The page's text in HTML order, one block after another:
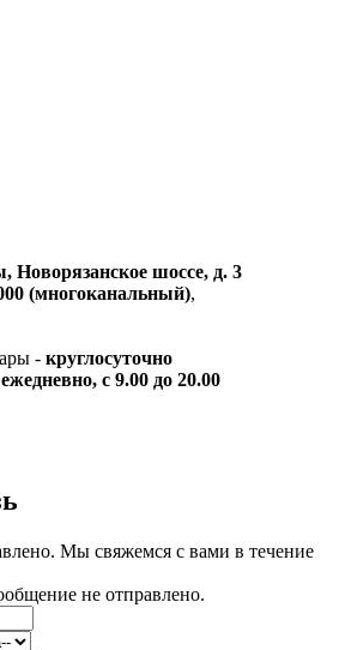
Новорязанское шоссе, д. 3
(многоканальный),
- круглосуточно
ежедневно, с 9.00 до 20.00
Мы свяжемся с вами в течение
не отправлено.